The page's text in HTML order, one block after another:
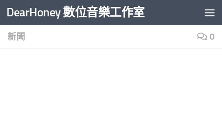
Skip to content
DearHoney 數位音樂工作室
新聞 0